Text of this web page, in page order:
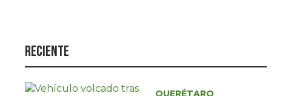
Política
Turismo
Reciente
QUERÉTARO